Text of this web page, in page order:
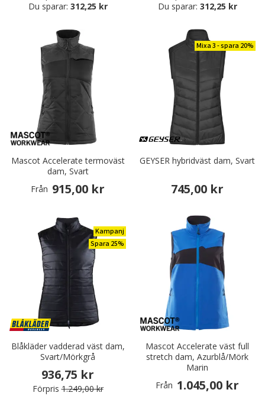
Du sparar: 312,25 kr
Du sparar: 312,25 kr
Mascot Accelerate termoväst
dam, Svart
Från 915,00 kr
Mixa 3 - spara 20%
GEYSER hybridväst dam, Svart
745,00 kr
Kampanj
Spara 25%
Blåkläder vadderad väst dam,
Svart/Mörkgrå
936,75 kr
Förpris 1.249,00 kr
Mascot Accelerate väst full
stretch dam, Azurblå/Mörk
Marin
Från 1.045,00 kr